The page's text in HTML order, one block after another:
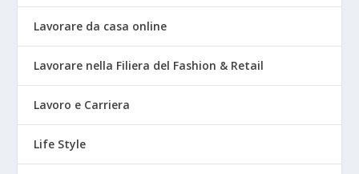
Lavorare da casa online
Lavorare nella Filiera del Fashion & Retail
Lavoro e Carriera
Life Style